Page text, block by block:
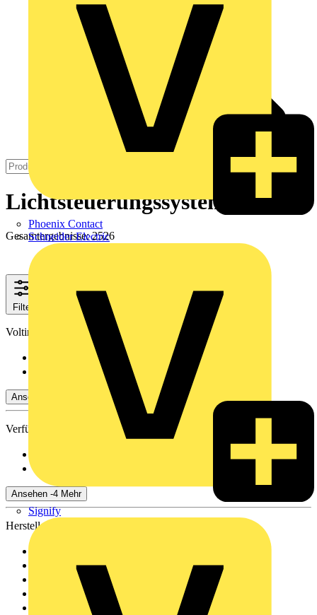
Phoenix Contact
Schneider Electric
Signify
Lichtsteuerungssysteme
Gesamtergebnisse: 2526
Filter Schließen
Voltimum+ Treueprogramm
(2049)
Ansehen -4 Mehr
Verfügbarkeit
Ansehen -4 Mehr
Hersteller
Schneider Electric
LEDVANCE
(29)
(14)